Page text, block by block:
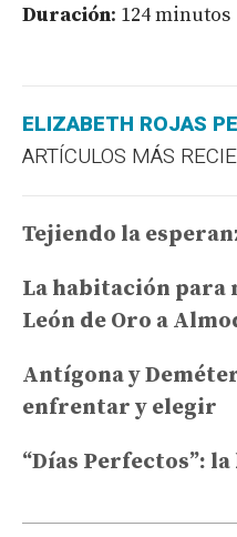
Duración: 124 minutos
ELIZABETH ROJAS
ARTÍCULOS MÁS
Tejiendo la
La habitación para
León de Oro a
Antígona y
enfrentar y elegir
“Días Perfectos”: